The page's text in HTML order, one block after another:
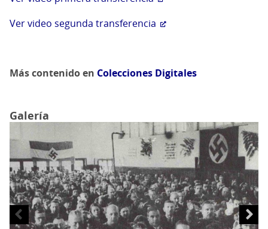
Ver video segunda transferencia
Más contenido en Colecciones Digitales
Galería